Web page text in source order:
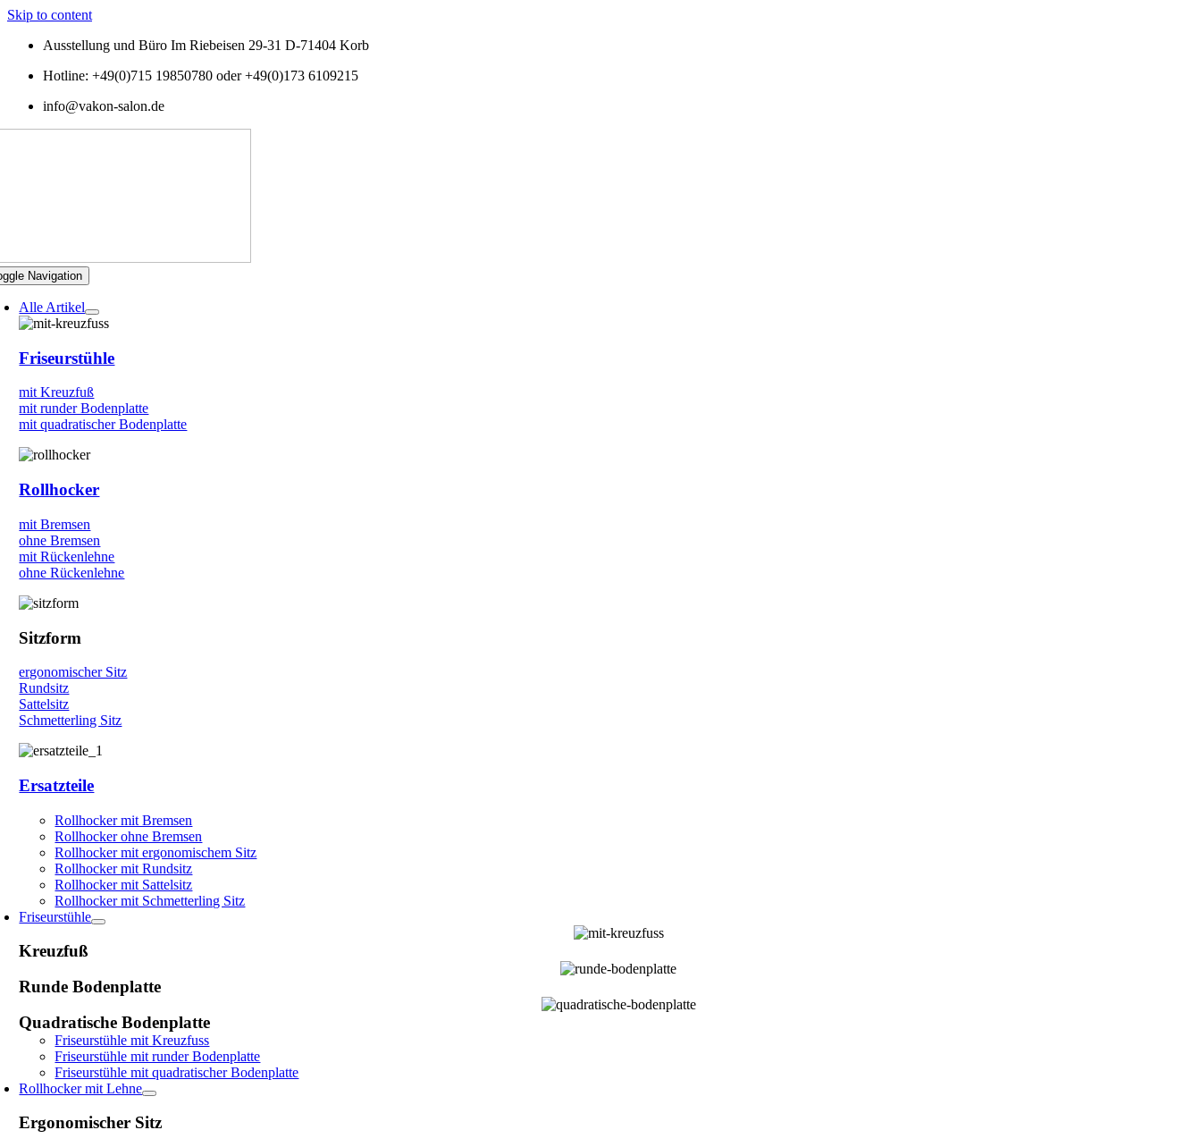
Skip to content
Ausstellung und Büro Im Riebeisen 29-31 D-71404 Korb
Hotline: +49(0)715 19850780 oder +49(0)173 6109215
info@vakon-salon.de
Navigation
Alle Artikel
Friseurstühle
mit Kreuzfuß
mit runder Bodenplatte
mit quadratischer Bodenplatte
Rollhocker
mit Bremsen
ohne Bremsen
mit Rückenlehne
ohne Rückenlehne
Sitzform
ergonomischer Sitz
Rundsitz
Sattelsitz
Schmetterling Sitz
Ersatzteile
Rollhocker mit Bremsen
Rollhocker ohne Bremsen
Rollhocker mit ergonomischem Sitz
Rollhocker mit Rundsitz
Rollhocker mit Sattelsitz
Rollhocker mit Schmetterling Sitz
Friseurstühle
Kreuzfuß
Runde Bodenplatte
Quadratische Bodenplatte
Friseurstühle mit Kreuzfuss
Friseurstühle mit runder Bodenplatte
Friseurstühle mit quadratischer Bodenplatte
Rollhocker mit Lehne
Ergonomischer Sitz